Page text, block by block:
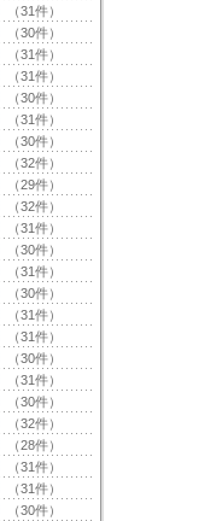
（31件）
（30件）
（31件）
（31件）
（30件）
（31件）
（30件）
（32件）
（29件）
（32件）
（31件）
（30件）
（31件）
（30件）
（31件）
（31件）
（30件）
（31件）
（30件）
（32件）
（28件）
（31件）
（31件）
（30件）